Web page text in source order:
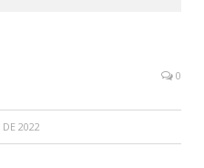
0
2022